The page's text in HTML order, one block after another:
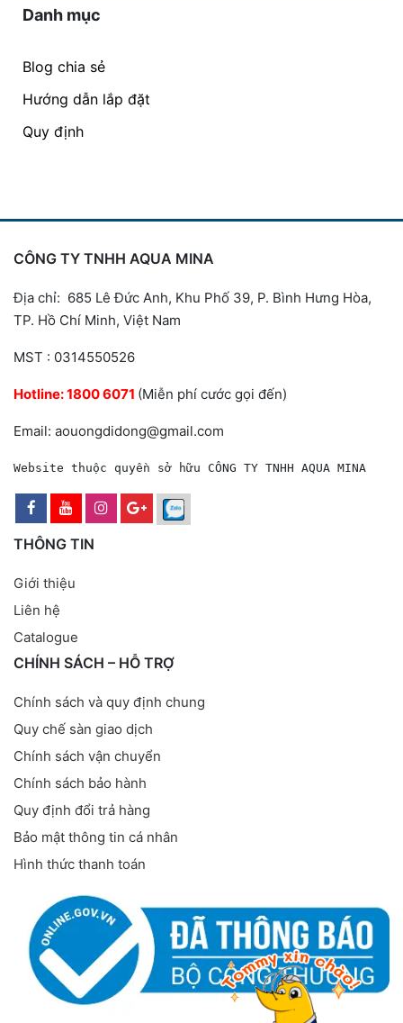
Danh mục
Blog chia sẻ
Hướng dẫn lắp đặt
Quy định
CÔNG TY TNHH AQUA MINA
Địa chỉ: 685 Lê Đức Anh, Khu Phố 39, P. Bình Hưng Hòa,
TP. Hồ Chí Minh, Việt Nam
MST : 0314550526
Hotline:1800 6071 (Miễn phí cước gọi đến)
Email: aouongdidong@gmail.com
Website thuộc quyền sở hữu CÔNG TY TNHH AQUA MINA
THÔNG TIN
Giới thiệu
Liên hệ
Catalogue
CHÍNH SÁCH – HỖ TRỢ
Chính sách và quy định chung
Quy chế sàn giao dịch
Chính sách vận chuyển
Chính sách bảo hành
Quy định đổi trả hàng
Bảo mật thông tin cá nhân
Hình thức thanh toán